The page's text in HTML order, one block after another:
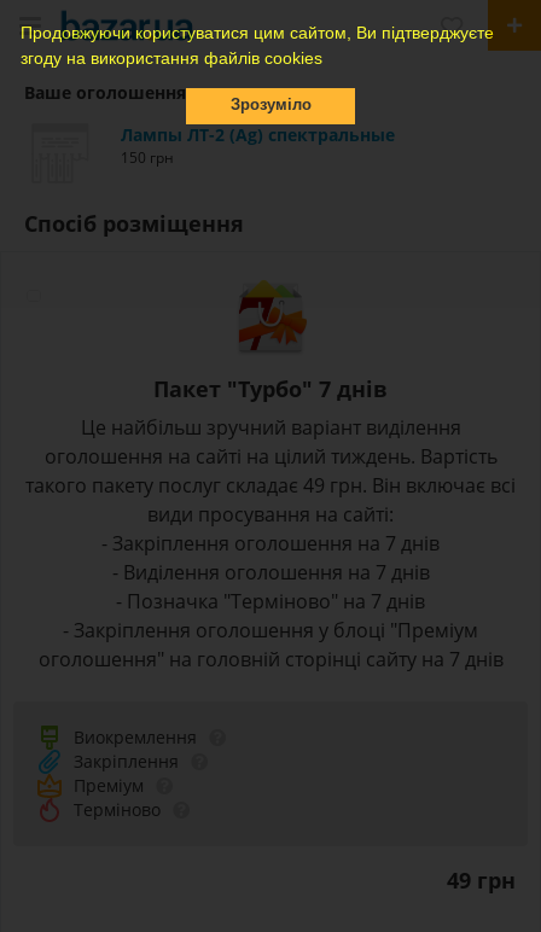
Продовжуючи користуватися цим сайтом, Ви підтверджуєте
згоду на використання файлів cookies
Зрозуміло
Спосіб розміщення
Пакет "Турбо" 7 днів
Це найбільш зручний варіант виділення
оголошення на сайті на цілий тиждень. Вартість
такого пакету послуг складає 49 грн. Він включає всі
види просування на сайті:
- Закріплення оголошення на 7 днів
- Виділення оголошення на 7 днів
- Позначка "Терміново" на 7 днів
- Закріплення оголошення у блоці "Преміум
оголошення" на головній сторінці сайту на 7 днів
Виокремлення
Закріплення
Преміум
Терміново
49 грн
Ваше оголошення
Лампы ЛТ-2 (Ag) спектральные
150 грн